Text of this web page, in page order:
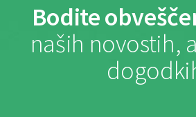
Bodite
naših novostih,